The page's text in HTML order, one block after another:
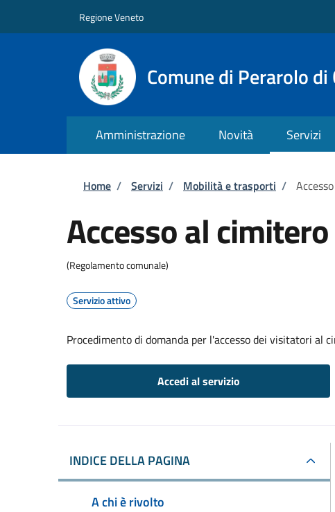
Regione Veneto
Comune di Perarolo di
Amministrazione Novità Servizi
Briciole di pane
Home / Servizi / Mobilità e trasporti /
Accesso al
(Regolamento comunale)
Servizio attivo
Procedimento di domanda per l'accesso dei visitatori al
Accedi al servizio
INDICE DELLA PAGINA
A chi è rivolto